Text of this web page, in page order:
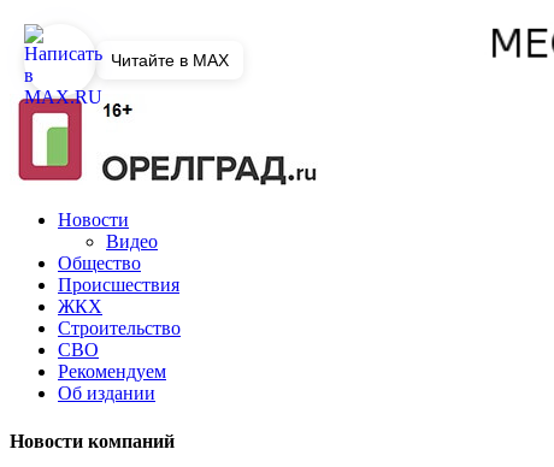
Новости
Видео
Общество
Происшествия
ЖКХ
Строительство
СВО
Рекомендуем
Об издании
Новости компаний
Читайте в MAX